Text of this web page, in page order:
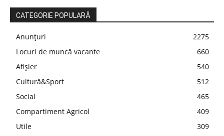
CATEGORIE POPULARĂ
Anunțuri
2275
Locuri de muncă vacante
660
Afișier
540
Cultură&Sport
512
Social
465
Compartiment Agricol
409
Utile
309